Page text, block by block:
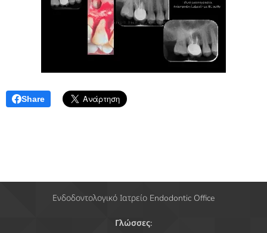
Share
Ενδοδοντολογικό Ιατρείο Endodontic Office
Γλώσσες